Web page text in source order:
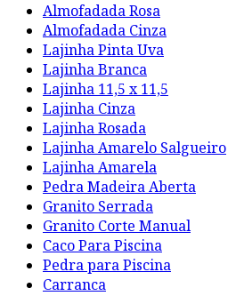
Almofadada Rosa
Almofadada Cinza
Lajinha Pinta Uva
Lajinha Branca
Lajinha 11,5 x 11,5
Lajinha Cinza
Lajinha Rosada
Lajinha Amarelo Salgueiro
Lajinha Amarela
Pedra Madeira Aberta
Granito Serrada
Granito Corte Manual
Caco Para Piscina
Pedra para Piscina
Carranca